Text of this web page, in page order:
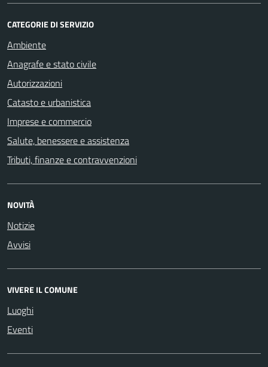
CATEGORIE DI SERVIZIO
Ambiente
Anagrafe e stato civile
Autorizzazioni
Catasto e urbanistica
Imprese e commercio
Salute, benessere e assistenza
Tributi, finanze e contravvenzioni
NOVITÀ
Notizie
Avvisi
VIVERE IL COMUNE
Luoghi
Eventi